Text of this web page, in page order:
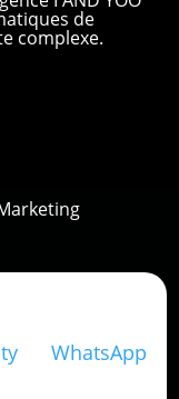
de
complexe.
WhatsApp